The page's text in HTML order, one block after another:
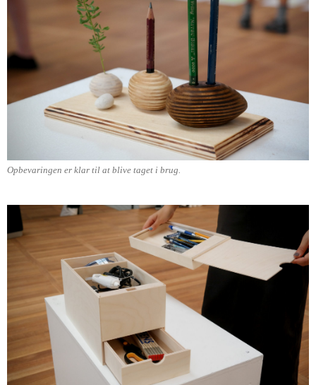
Opbevaringen er klar til at blive taget i brug.